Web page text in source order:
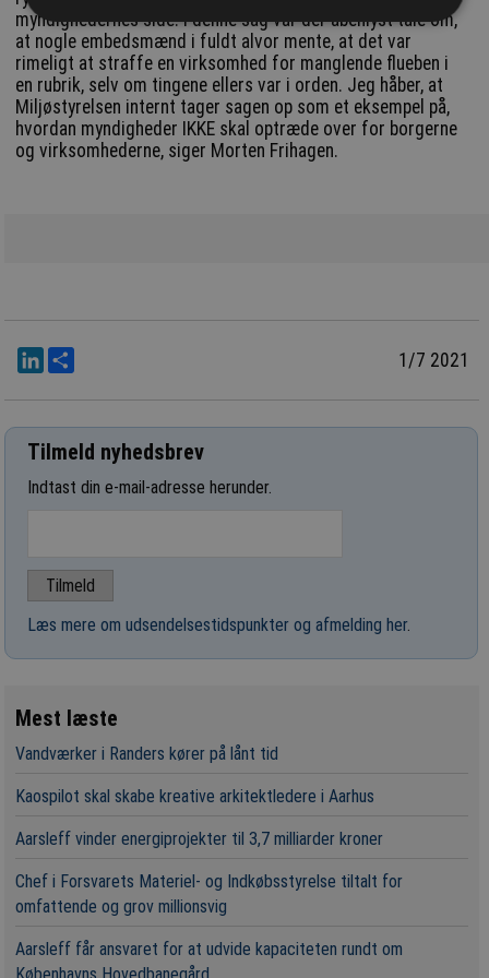
myndighedernes side. I denne sag var der åbenlyst tale om,
at nogle embedsmænd i fuldt alvor mente, at det var
rimeligt at straffe en virksomhed for manglende flueben i
en rubrik, selv om tingene ellers var i orden. Jeg håber, at
Miljøstyrelsen internt tager sagen op som et eksempel på,
hvordan myndigheder IKKE skal optræde over for borgerne
og virksomhederne, siger Morten Frihagen.
LinkedIn 1/7 2021
Tilmeld nyhedsbrev
Indtast din e-mail-adresse herunder.
Læs mere om udsendelsestidspunkter og afmelding her.
Mest læste
Vandværker i Randers kører på lånt tid
Kaospilot skal skabe kreative arkitektledere i Aarhus
Aarsleff vinder energiprojekter til 3,7 milliarder kroner
Chef i Forsvarets Materiel- og Indkøbsstyrelse tiltalt for
omfattende og grov millionsvig
Aarsleff får ansvaret for at udvide kapaciteten rundt om